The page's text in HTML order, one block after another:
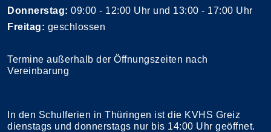
Donnerstag: 09:00 - 12:00 Uhr und 13:00 - 17:00 Uhr
Freitag: geschlossen
Termine außerhalb der Öffnungszeiten nach
Vereinbarung
In den Schulferien in Thüringen ist die KVHS Greiz
dienstags und donnerstags nur bis 14:00 Uhr geöffnet.